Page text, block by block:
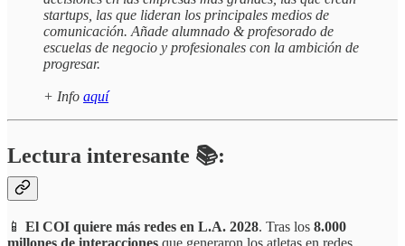
startups, las que lideran los principales medios de
comunicación. Añade alumnado & profesorado de
escuelas de negocio y profesionales con la ambición de
progresar.
+ Info aquí
Lectura interesante 📚:
📱 El COI quiere más redes en L.A. 2028. Tras los 8.000
millones de interacciones que generaron los atletas en redes